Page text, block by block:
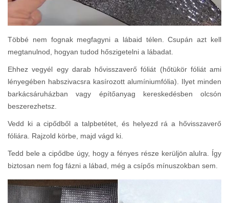
Többé nem fognak megfagyni a lábaid télen. Csupán azt kell
megtanulnod, hogyan tudod hőszigetelni a lábadat.
Ehhez vegyél egy darab hővisszaverő fóliát (hőtükör fóliát ami
lényegében habszivacsra kasírozott alumíniumfólia). Ilyet minden
barkácsáruházban vagy építőanyag kereskedésben olcsón
beszerezhetsz.
Vedd ki a cipődből a talpbetétet, és helyezd rá a hővisszaverő
fóliára. Rajzold körbe, majd vágd ki.
Tedd bele a cipődbe úgy, hogy a fényes része kerüljön alulra. Így
biztosan nem fog fázni a lábad, még a csípős mínuszokban sem.